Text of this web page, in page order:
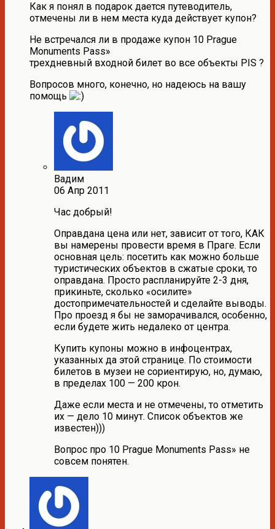
Как я понял в подарок дается путеводитель,
отмечены ли в нем места куда действует купон?
Не встречался ли в продаже купон 10 Prague
Monuments Pass»
трехдневный входной билет во все объекты PIS ?
Вопросов много, конечно, но надеюсь на вашу
помощь
Вадим
06 Апр 2011
Час добрый!
Оправдана цена или нет, зависит от того, КАК
вы намерены провести время в Праге. Если
основная цель: посетить как можно больше
туристических объектов в сжатые сроки, то
оправдана. Просто распланируйте 2-3 дня,
прикиньте, сколько «осилите»
достопримечательностей и сделайте выводы.
Про проезд я бы не заморачивался, особенно,
если будете жить недалеко от центра.
Купить купоны можно в инфоцентрах,
указанных да этой странице. По стоимости
билетов в музеи не сориентирую, но, думаю,
в пределах 100 — 200 крон.
Даже если места и не отмечены, то отметить
их — дело 10 минут. Список объектов же
известен)))
Вопрос про 10 Prague Monuments Pass» не
совсем понятен.